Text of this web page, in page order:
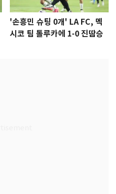
'손흥민 슈팅 0개' LA FC, 멕
시코 팀 톨루카에 1-0 진땀승